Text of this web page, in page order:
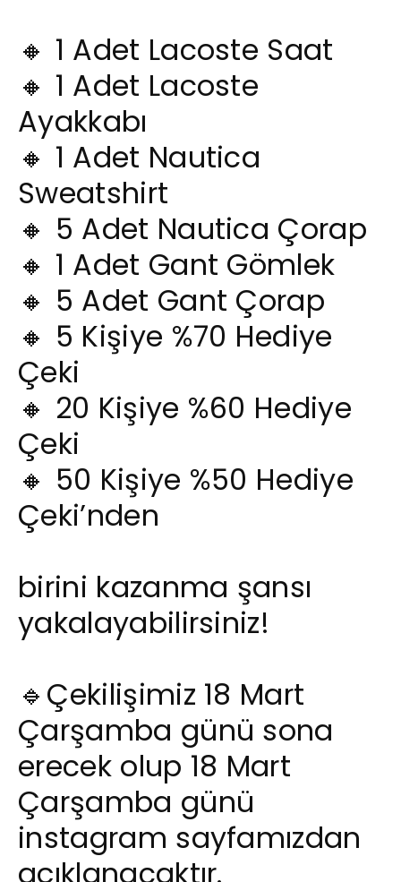
🔸 1 Adet Lacoste Saat
🔸 1 Adet Lacoste
Ayakkabı
🔸 1 Adet Nautica
Sweatshirt
🔸 5 Adet Nautica Çorap
🔸 1 Adet Gant Gömlek
🔸 5 Adet Gant Çorap
🔸 5 Kişiye %70 Hediye
Çeki
🔸 20 Kişiye %60 Hediye
Çeki
🔸 50 Kişiye %50 Hediye
Çeki’nden
birini kazanma şansı
yakalayabilirsiniz!
🔹Çekilişimiz 18 Mart
Çarşamba günü sona
erecek olup 18 Mart
Çarşamba günü
instagram sayfamızdan
açıklanacaktır.